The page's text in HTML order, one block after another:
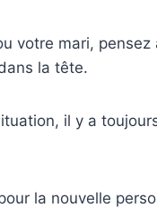
votre mari, pensez
la tête.
il y a
la nouvelle